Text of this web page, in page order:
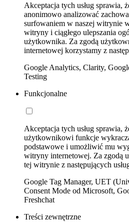
Akceptacja tych usług sprawia,
anonimowo analizować
surfowaniem w naszej witrynie
witryny i ciągłego ulepszania
użytkownika. Za zgodą
internetowej korzystamy z
Google Analytics, Clarity,
Testing
Funkcjonalne
Akceptacja tych usług sprawia,
użytkownikowi funkcje
podstawowe i umożliwić mu
witryny internetowej. Za zgodą
tej witrynie z następujących
Google Tag Manager, UET
Consent Mode od Microsoft,
Freshchat
Treści zewnętrzne